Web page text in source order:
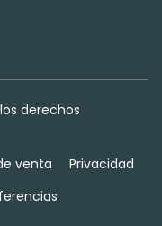
derechos
venta
Privacidad